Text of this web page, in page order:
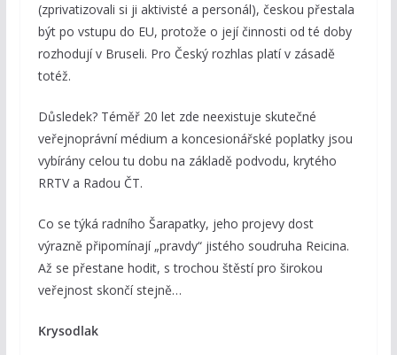
(zprivatizovali si ji aktivisté a personál), českou přestala
být po vstupu do EU, protože o její činnosti od té doby
rozhodují v Bruseli. Pro Český rozhlas platí v zásadě
totéž.
Důsledek? Téměř 20 let zde neexistuje skutečné
veřejnoprávní médium a koncesionářské poplatky jsou
vybírány celou tu dobu na základě podvodu, krytého
RRTV a Radou ČT.
Co se týká radního Šarapatky, jeho projevy dost
výrazně připomínají „pravdy“ jistého soudruha Reicina.
Až se přestane hodit, s trochou štěstí pro širokou
veřejnost skončí stejně…
Krysodlak